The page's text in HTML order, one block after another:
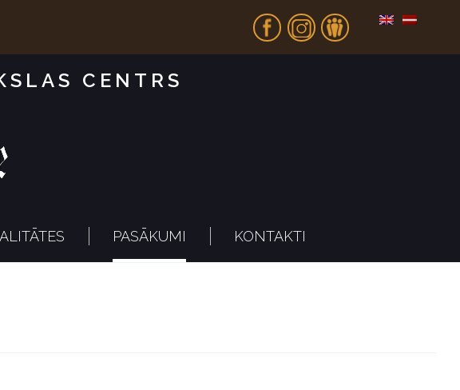
Fb In Dr
CENTRS
PASĀKUMI KONTAKTI